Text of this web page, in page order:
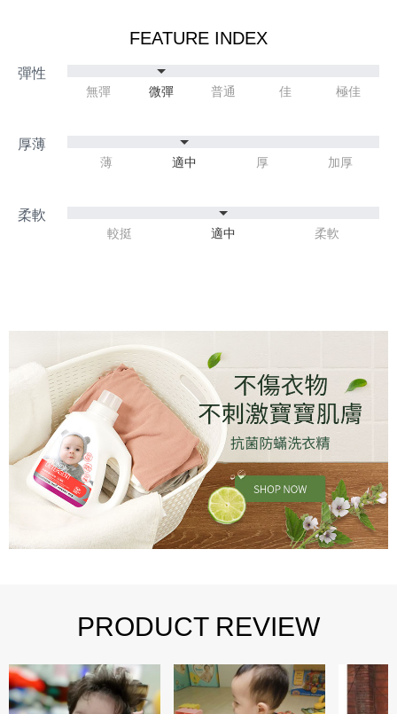
FEATURE INDEX
無彈 微彈 普通 佳 極佳
薄 適中 厚 加厚
較挺 適中 柔軟
PRODUCT REVIEW